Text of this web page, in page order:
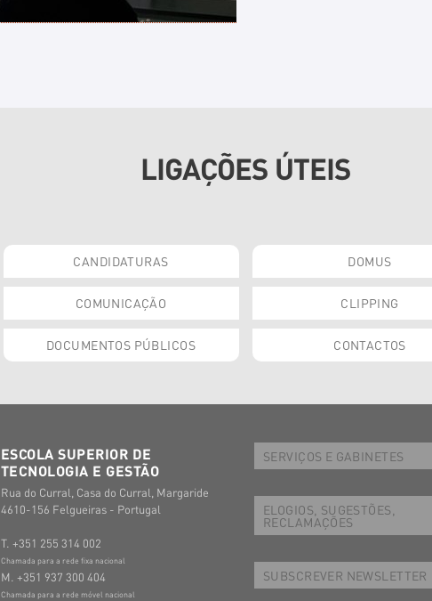
LIGAÇÕES ÚTEIS
CANDIDATURAS DOMUS
COMUNICAÇÃO CLIPPING
DOCUMENTOS PÚBLICOS CONTACTOS
ESCOLA SUPERIOR DE
TECNOLOGIA E GESTÃO
Rua do Curral, Casa do Curral, Margaride
4610-156 Felgueiras - Portugal
T. +351 255 314 002
Chamada para a rede fixa nacional
M. +351 937 300 404
Chamada para a rede móvel nacional
SERVIÇOS E GABINETES
ELOGIOS, SUGESTÕES,
RECLAMAÇÕES
SUBSCREVER NEWSLETTER